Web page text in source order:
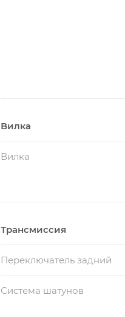
Вилка
Вилка
Трансмиссия
Переключатель задний
Система шатунов